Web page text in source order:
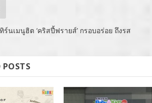
นเมนูฮิต ‘คริสปี้ฟรายส์’ กรอบอร่อย ถึงรส
POSTS